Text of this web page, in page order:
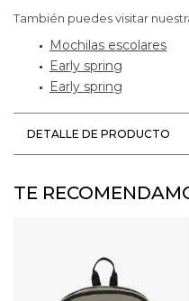
También puedes visitar
Mochilas escolares
Early spring
Early spring
DETALLE DE PRODUCTO
TE